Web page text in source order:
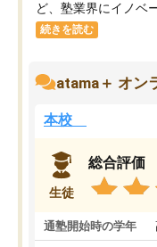
ど、塾業界にイノベ
続きを読む
atama＋ オン
本校
生徒
総合評価
通塾開始時の学年